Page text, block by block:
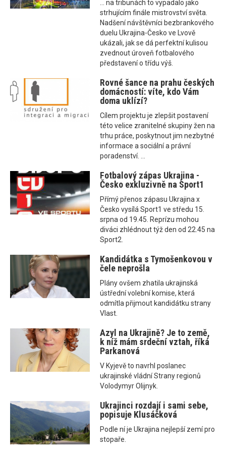
... na tribunách to vypadalo jako
strhujícím finále mistrovství světa.
Nadšení návštěvníci bezbrankového
duelu Ukrajina-Česko ve Lvově
ukázali, jak se dá perfektní kulisou
zvednout úroveň fotbalového
představení o třídu výš.
Rovné šance na prahu českých
domácností: víte, kdo Vám
doma uklízí?
Cílem projektu je zlepšit postavení
této velice zranitelné skupiny žen na
trhu práce, poskytnout jim nezbytné
informace a sociální a právní
poradenství. ...
Fotbalový zápas Ukrajina -
Česko exkluzivně na Sport1
Přímý přenos zápasu Ukrajina x
Česko vysílá Sport1 ve středu 15.
srpna od 19.45. Reprízu mohou
diváci zhlédnout týž den od 22.45 na
Sport2.
Kandidátka s Tymošenkovou v
čele neprošla
Plány ovšem zhatila ukrajinská
ústřední volební komise, která
odmítla přijmout kandidátku strany
Vlast.
Azyl na Ukrajině? Je to země,
k níž mám srdeční vztah, říká
Parkanová
V Kyjevě to navrhl poslanec
ukrajinské vládní Strany regionů
Volodymyr Olijnyk.
Ukrajinci rozdají i sami sebe,
popisuje Klusáčková
Podle ní je Ukrajina nejlepší zemí pro
stopaře.